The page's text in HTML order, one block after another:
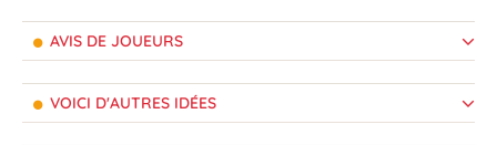
AVIS DE JOUEURS
VOICI D'AUTRES IDÉES